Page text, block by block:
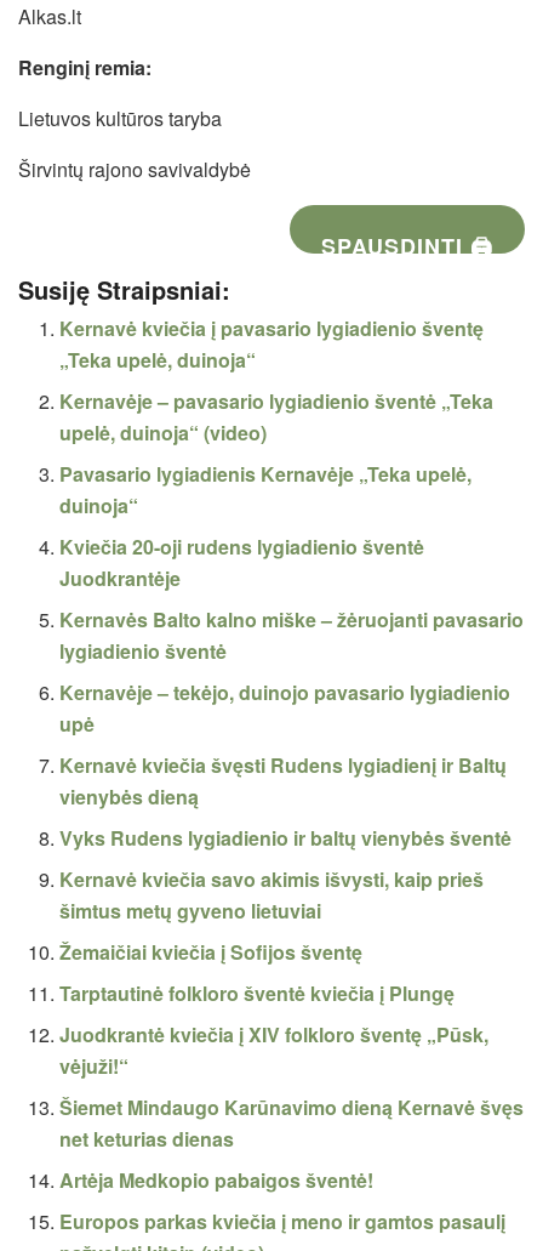
Alkas.lt
Renginį remia:
Lietuvos kultūros taryba
Širvintų rajono savivaldybė
SPAUSDINTI 🖨
Susiję Straipsniai:
Kernavė kviečia į pavasario lygiadienio šventę
„Teka upelė, duinoja“
Kernavėje – pavasario lygiadienio šventė „Teka
upelė, duinoja“ (video)
Pavasario lygiadienis Kernavėje „Teka upelė,
duinoja“
Kviečia 20-oji rudens lygiadienio šventė
Juodkrantėje
Kernavės Balto kalno miške – žėruojanti pavasario
lygiadienio šventė
Kernavėje – tekėjo, duinojo pavasario lygiadienio
upė
Kernavė kviečia švęsti Rudens lygiadienį ir Baltų
vienybės dieną
Vyks Rudens lygiadienio ir baltų vienybės šventė
Kernavė kviečia savo akimis išvysti, kaip prieš
šimtus metų gyveno lietuviai
Žemaičiai kviečia į Sofijos šventę
Tarptautinė folkloro šventė kviečia į Plungę
Juodkrantė kviečia į XIV folkloro šventę „Pūsk,
vėjuži!“
Šiemet Mindaugo Karūnavimo dieną Kernavė švęs
net keturias dienas
Artėja Medkopio pabaigos šventė!
Europos parkas kviečia į meno ir gamtos pasaulį